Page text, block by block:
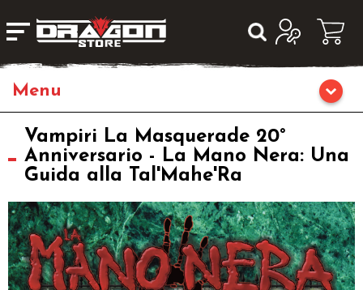
Giochi da Tavolo
Giochi di Ruolo
Librigame
Editoria
Vampiri La Masquerade 20°
Anniversario - La Mano Nera: Una
Guida alla Tal'Mahe'Ra